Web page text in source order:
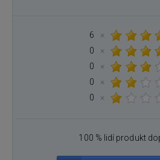
6
×
0
×
0
×
0
×
0
×
100 % lidí produkt